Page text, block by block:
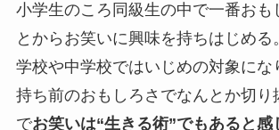
小学生のころ同級生の中で一番おも
とからお笑いに興味を持ちはじめる
学校や中学校ではいじめの対象にな
持ち前のおもしろさでなんとか切り
でお笑いは“生きる術”でもあると感